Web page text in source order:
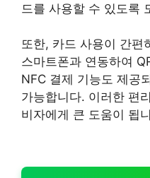
드를 사용할 수 있도록
또한, 카드 사용이 간편
스마트폰과 연동하여
NFC 결제 기능도 제공
가능합니다. 이러한 편
비자에게 큰 도움이 됩